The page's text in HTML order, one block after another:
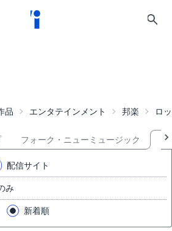
品 エンタテインメント 邦楽 ロ
フォーク・ニューミュージック
配信サイト
み
新着順